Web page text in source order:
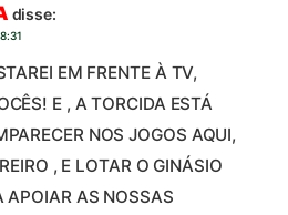
disse:
EM FRENTE À TV,
E , A TORCIDA ESTÁ
NOS JOGOS AQUI,
, E LOTAR O GINÁSIO
APOIAR AS NOSSAS